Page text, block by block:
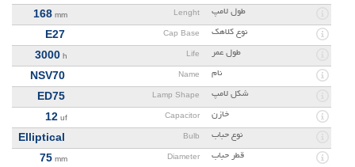
طول لامپ Lenght
mm
168
نوع کلاهک Cap Base
E27
طول عمر Life
h
3000
نام Name
NSV70
شکل لامپ Lamp Shape
ED75
خازن Capacitor
uf
12
نوع حباب Bulb
Elliptical
قطر حباب Diameter
mm
75